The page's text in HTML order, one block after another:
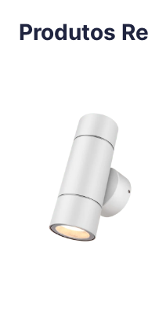
Produtos